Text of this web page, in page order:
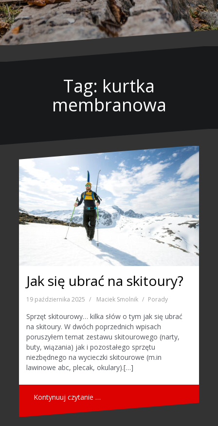
Tag: kurtka
membranowa
Jak się ubrać na skitoury?
19 października 2025 Maciek Smolnik Porady
Sprzęt skitourowy… kilka słów o tym jak się ubrać
na skitoury. W dwóch poprzednich wpisach
poruszyłem temat zestawu skitourowego (narty,
buty, wiązania) jak i pozostałego sprzętu
niezbędnego na wycieczki skitourowe (m.in
lawinowe abc, plecak, okulary).[…]
Kontynuuj czytanie …